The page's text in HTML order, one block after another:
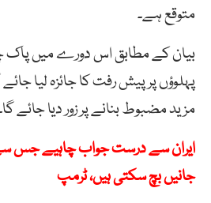
متوقع ہے۔
بیان کے مطابق اس دورے میں
پہلوؤں پر پیش رفت کا جائزہ لیا
مزید مضبوط بنانے پر زور دیا جائے
ایران سے درست جواب چاہیے جس
جانیں بچ سکتی ہیں، ٹرمپ